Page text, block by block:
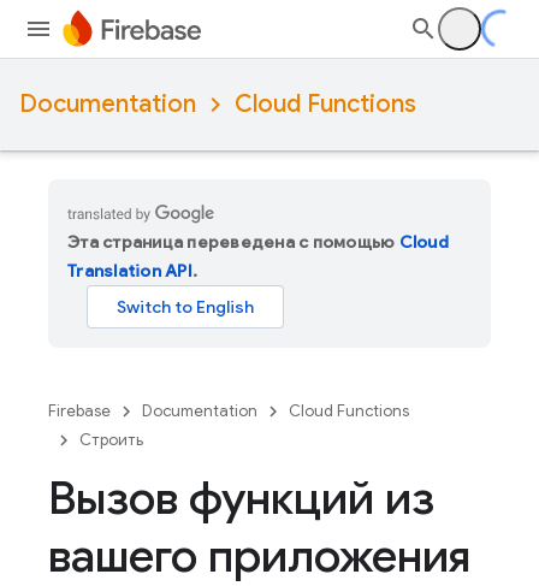
Documentation Cloud Functions
Эта страница переведена с помощью Cloud
Translation API.
Firebase Documentation
Cloud Functions
Строить
Вызов функций из
вашего приложения